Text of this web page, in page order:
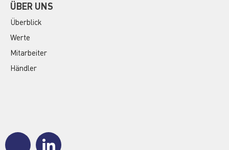
ÜBER UNS
Überblick
Werte
Mitarbeiter
Händler
J
J